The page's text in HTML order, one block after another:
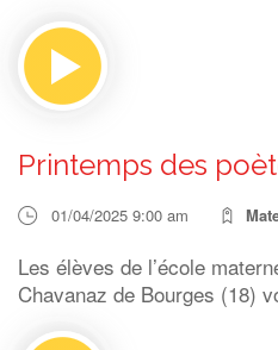
Printemps des
01/04/2025 9:00 am
Les élèves de l’école
Chavanaz de Bourges (18)